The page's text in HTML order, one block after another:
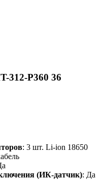
312-P360 36
: 3 шт. Li-ion 18650
(ИК-датчик): Да